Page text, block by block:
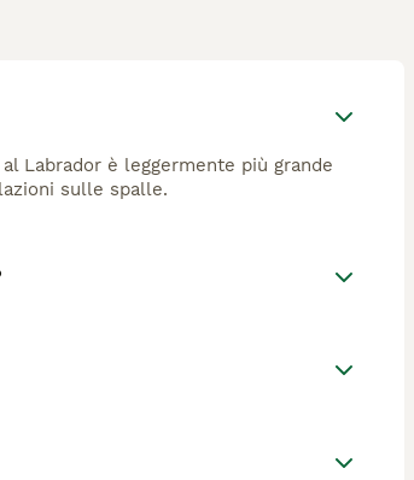
Labrador è leggermente più grande
sulle spalle.